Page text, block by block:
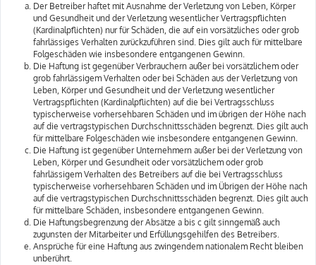
Der Betreiber haftet mit Ausnahme der Verletzung von Leben, Körper
und Gesundheit und der Verletzung wesentlicher Vertragspflichten
(Kardinalpflichten) nur für Schäden, die auf ein vorsätzliches oder grob
fahrlässiges Verhalten zurückzuführen sind. Dies gilt auch für mittelbare
Folgeschäden wie insbesondere entgangenen Gewinn.
Die Haftung ist gegenüber Verbrauchern außer bei vorsätzlichem oder
grob fahrlässigem Verhalten oder bei Schäden aus der Verletzung von
Leben, Körper und Gesundheit und der Verletzung wesentlicher
Vertragspflichten (Kardinalpflichten) auf die bei Vertragsschluss
typischerweise vorhersehbaren Schäden und im übrigen der Höhe nach
auf die vertragstypischen Durchschnittsschäden begrenzt. Dies gilt auch
für mittelbare Folgeschäden wie insbesondere entgangenen Gewinn.
Die Haftung ist gegenüber Unternehmern außer bei der Verletzung von
Leben, Körper und Gesundheit oder vorsätzlichem oder grob
fahrlässigem Verhalten des Betreibers auf die bei Vertragsschluss
typischerweise vorhersehbaren Schäden und im Übrigen der Höhe nach
auf die vertragstypischen Durchschnittsschäden begrenzt. Dies gilt auch
für mittelbare Schäden, insbesondere entgangenen Gewinn.
Die Haftungsbegrenzung der Absätze a bis c gilt sinngemäß auch
zugunsten der Mitarbeiter und Erfüllungsgehilfen des Betreibers.
Ansprüche für eine Haftung aus zwingendem nationalem Recht bleiben
unberührt.